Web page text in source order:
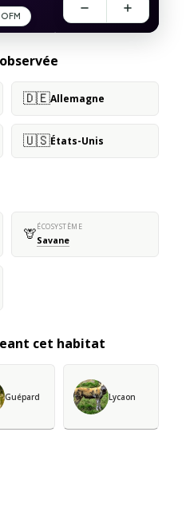
🇩🇪Allemagne
🇺🇸États-Unis
🦒ÉCOSYSTÈME
Savane
cet habitat
Guépard Lycaon